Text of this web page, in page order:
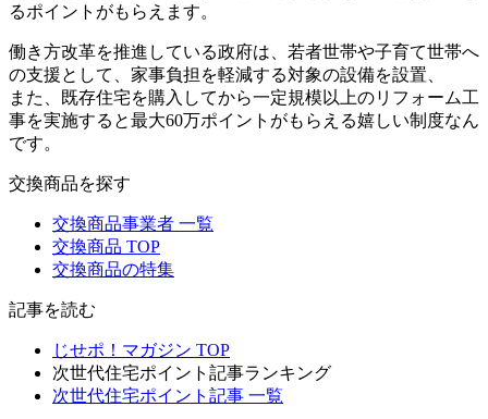
るポイントがもらえます。
働き方改革を推進している政府は、若者世帯や子育て世帯へ
の支援として、家事負担を軽減する対象の設備を設置、
また、既存住宅を購入してから一定規模以上のリフォーム工
事を実施すると最大60万ポイントがもらえる嬉しい制度なん
です。
交換商品を探す
交換商品事業者 一覧
交換商品 TOP
交換商品の特集
記事を読む
じせポ！マガジン TOP
次世代住宅ポイント記事ランキング
次世代住宅ポイント記事 一覧